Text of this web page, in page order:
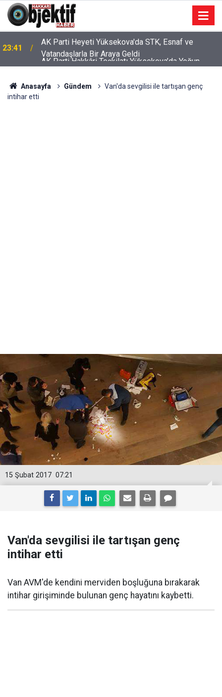
23:37
AK Parti Hakkâri Teşkilatı Yüksekova’da Yoğun
Mesai Yaptı
Anasayfa Gündem
Van'da sevgilisi ile tartışan genç
intihar etti
07:21
15 Şubat 2017
Van'da sevgilisi ile tartışan genç
intihar etti
Van AVM'de kendini merviden boşluğuna bırakarak
intihar girişiminde bulunan genç hayatını kaybetti.